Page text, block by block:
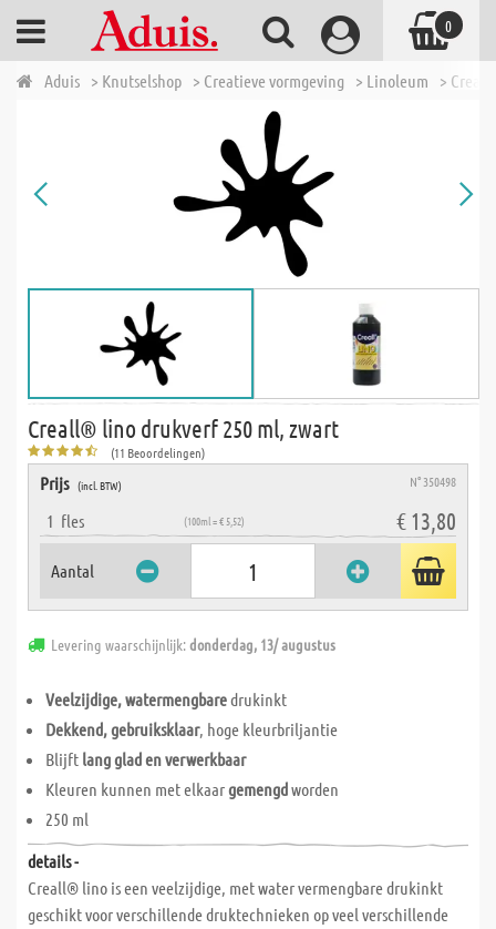
Aduis > Knutselshop > Creatieve vormgeving > Linoleum >
Creall® lino drukverf 250 ml, zwart
(11 Beoordelingen)
Prijs (incl. BTW) N° 350498
1 fles (100ml = € 5,52) € 13,80
Aantal
Levering waarschijnlijk:donderdag, 13/ augustus
Veelzijdige, watermengbaredrukinkt
Dekkend, gebruiksklaar, hoge kleurbriljantie
Blijft lang glad en verwerkbaar
Kleuren kunnen met elkaargemengdworden
250 ml
details -
Creall® lino is een veelzijdige, met water vermengbare drukinkt
geschikt voor verschillende druktechnieken op veel verschillende
0